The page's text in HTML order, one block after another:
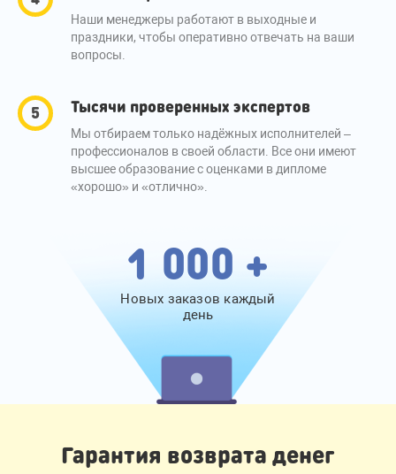
Наши менеджеры работают в выходные и
праздники, чтобы оперативно отвечать на ваши
вопросы.
Тысячи проверенных экспертов
Мы отбираем только надёжных исполнителей –
профессионалов в своей области. Все они имеют
высшее образование с оценками в дипломе
«хорошо» и «отлично».
1 000 +
Новых заказов каждый
день
Гарантия возврата денег